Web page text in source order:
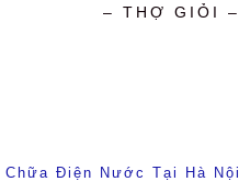
– THỢ GIỎI
Chữa Điện Nước Tại Hà